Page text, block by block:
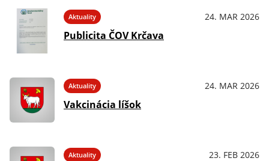
Aktuality 24. MAR 2026
Publicita ČOV Krčava
Aktuality 24. MAR 2026
Vakcinácia líšok
Aktuality 23. FEB 2026